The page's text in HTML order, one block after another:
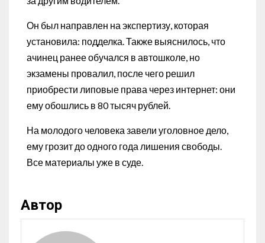
Он был направлен на экспертизу, которая
установила: подделка. Также выяснилось, что
ачинец ранее обучался в автошколе, но
экзамены провалил, после чего решил
приобрести липовые права через интернет: они
ему обошлись в 80 тысяч рублей.
На молодого человека завели уголовное дело,
ему грозит до одного года лишения свободы.
Все материалы уже в суде.
Автор